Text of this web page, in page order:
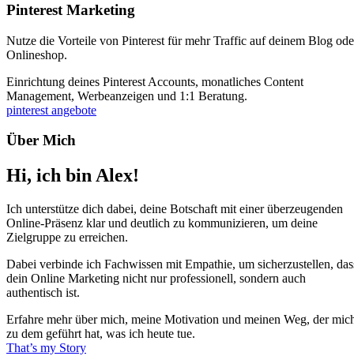
Pinterest Marketing
Nutze die Vorteile von Pinterest für mehr Traffic auf deinem Blog
Onlineshop.
Einrichtung deines Pinterest Accounts, monatliches Content
Management, Werbeanzeigen und 1:1 Beratung.
pinterest angebote
Über Mich
Hi, ich bin Alex!
Ich unterstütze dich dabei, deine Botschaft mit einer überzeugenden
Online-Präsenz klar und deutlich zu kommunizieren, um deine
Zielgruppe zu erreichen.
Dabei verbinde ich Fachwissen mit Empathie, um sicherzustellen,
dein Online Marketing nicht nur professionell, sondern auch
authentisch ist.
Erfahre mehr über mich, meine Motivation und meinen Weg, der
zu dem geführt hat, was ich heute tue.
That’s my Story